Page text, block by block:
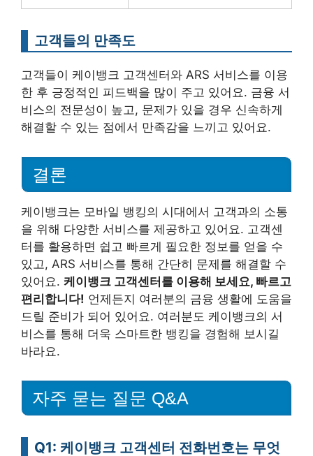
고객들의 만족도
고객들이 케이뱅크 고객센터와 ARS 서비스를 이용
한 후 긍정적인 피드백을 많이 주고 있어요. 금융 서
비스의 전문성이 높고, 문제가 있을 경우 신속하게
해결할 수 있는 점에서 만족감을 느끼고 있어요.
결론
케이뱅크는 모바일 뱅킹의 시대에서 고객과의 소통
을 위해 다양한 서비스를 제공하고 있어요. 고객센
터를 활용하면 쉽고 빠르게 필요한 정보를 얻을 수
있고, ARS 서비스를 통해 간단히 문제를 해결할 수
있어요. 케이뱅크 고객센터를 이용해 보세요, 빠르고
편리합니다! 언제든지 여러분의 금융 생활에 도움을
드릴 준비가 되어 있어요. 여러분도 케이뱅크의 서
비스를 통해 더욱 스마트한 뱅킹을 경험해 보시길
바라요.
자주 묻는 질문 Q&A
Q1: 케이뱅크 고객센터 전화번호는 무엇